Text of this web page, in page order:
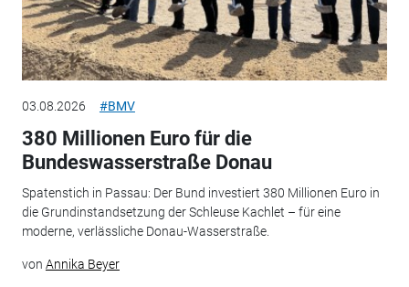
03.08.2026 #BMV
380 Millionen Euro für die
Bundeswasserstraße Donau
Spatenstich in Passau: Der Bund investiert 380 Millionen Euro in
die Grundinstandsetzung der Schleuse Kachlet – für eine
moderne, verlässliche Donau-Wasserstraße.
von Annika Beyer